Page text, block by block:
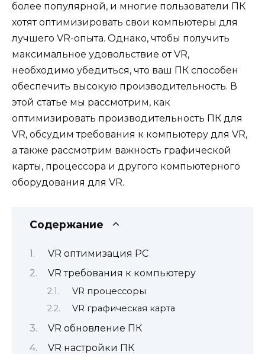
более популярной, и многие пользователи ПК
хотят оптимизировать свои компьютеры для
лучшего VR-опыта. Однако, чтобы получить
максимальное удовольствие от VR,
необходимо убедиться, что ваш ПК способен
обеспечить высокую производительность. В
этой статье мы рассмотрим, как
оптимизировать производительность ПК для
VR, обсудим требования к компьютеру для VR,
а также рассмотрим важность графической
карты, процессора и другого компьютерного
оборудования для VR.
Содержание
VR оптимизация PC
VR требования к компьютеру
VR процессоры
VR графическая карта
VR обновление ПК
VR настройки ПК